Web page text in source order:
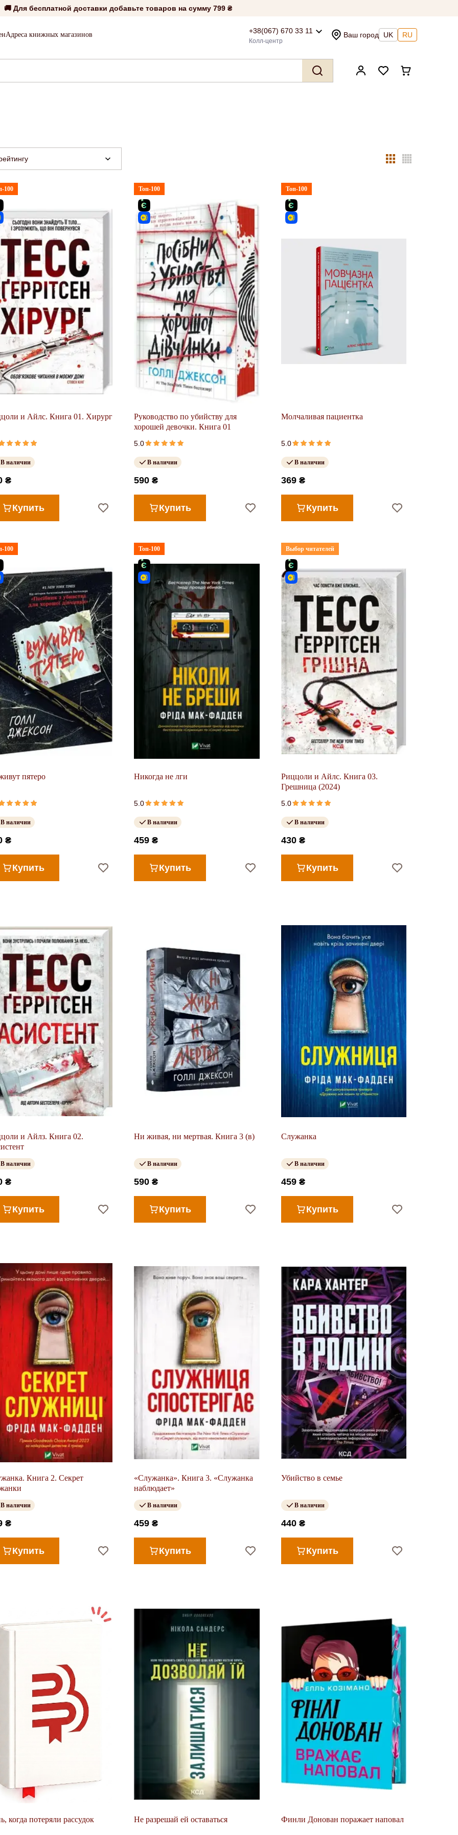
🚚 Для бесплатной доставки добавьте товаров на сумму 799 ₴
Адреса книжных магазинов +38(067) 670 33 11
Колл-центр
Ваш город UK RU
100
и Айлс. Книга 01. Хирург
В наличии
₴
Купить
Топ-100
Руководство по убийству для
хорошей девочки. Книга 01
5.0
В наличии
590 ₴
Купить
Топ-100
Молчаливая пациентка
5.0
В наличии
369 ₴
Купить
100
пятеро
В наличии
₴
Купить
Топ-100
Никогда не лги
5.0
В наличии
459 ₴
Купить
Выбор читателей
Риццоли и Айлс. Книга 03.
Грешница (2024)
5.0
В наличии
430 ₴
Купить
и Айлз. Книга 02.
В наличии
₴
Купить
Ни живая, ни мертвая. Книга 3 (в)
В наличии
590 ₴
Купить
Служанка
В наличии
459 ₴
Купить
Книга 2. Секрет
В наличии
₴
Купить
«Служанка». Книга 3. «Служанка
наблюдает»
В наличии
459 ₴
Купить
Убийство в семье
В наличии
440 ₴
Купить
когда потеряли рассудок Не разрешай ей оставаться Финли Донован поражает наповал